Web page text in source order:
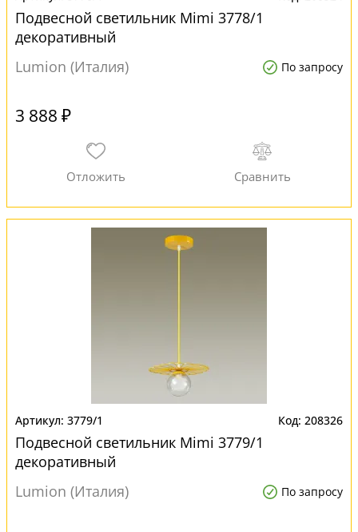
Подвесной светильник Mimi 3778/1
декоративный
Lumion (Италия)
По запросу
3 888 ₽
3779/1 208326
Подвесной светильник Mimi 3779/1
декоративный
Lumion (Италия)
По запросу